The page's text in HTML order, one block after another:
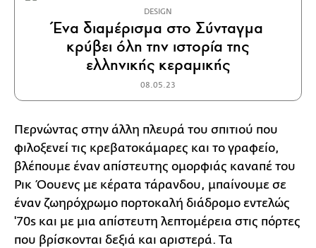
DESIGN
Ένα διαμέρισμα στο Σύνταγμα
κρύβει όλη την ιστορία της
ελληνικής κεραμικής
08.05.23
Περνώντας στην άλλη πλευρά του σπιτιού που
φιλοξενεί τις κρεβατοκάμαρες και το γραφείο,
βλέπουμε έναν απίστευτης ομορφιάς καναπέ του
Ρικ Όουενς με κέρατα τάρανδου, μπαίνουμε σε
έναν ζωηρόχρωμο πορτοκαλή διάδρομο εντελώς
'70s και με μια απίστευτη λεπτομέρεια στις πόρτες
που βρίσκονται δεξιά και αριστερά. Τα